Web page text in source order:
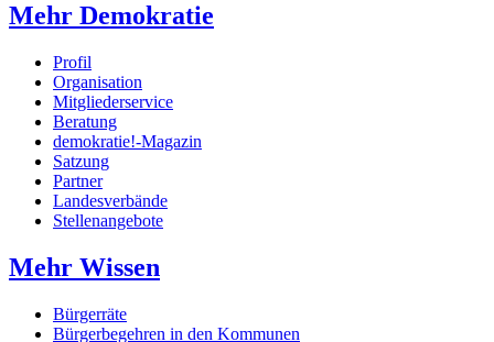
Mehr Demokratie
Profil
Organisation
Mitgliederservice
Beratung
demokratie!-Magazin
Satzung
Partner
Landesverbände
Stellenangebote
Mehr Wissen
Bürgerräte
Bürgerbegehren in den Kommunen